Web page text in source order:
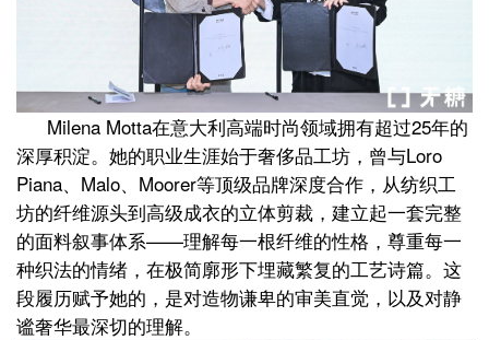
Milena Motta在意大利高端时尚领域拥有超过25年的
深厚积淀。她的职业生涯始于奢侈品工坊，曾与Loro
Piana、Malo、Moorer等顶级品牌深度合作，从纺织工
坊的纤维源头到高级成衣的立体剪裁，建立起一套完整
的面料叙事体系——理解每一根纤维的性格，尊重每一
种织法的情绪，在极简廓形下埋藏繁复的工艺诗篇。这
段履历赋予她的，是对造物谦卑的审美直觉，以及对静
谧奢华最深切的理解。